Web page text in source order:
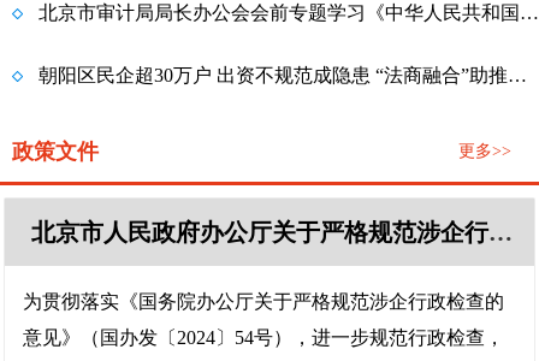
北京市审计局局长办公会会前专题学习《中华人民共和国法治宣传教育法》
朝阳区民企超30万户 出资不规范成隐患 “法商融合”助推民营经济高质量发展
政策文件 更多>>
北京市人民政府办公厅关于严格规范涉企行政检查的实施意见
为贯彻落实《国务院办公厅关于严格规范涉企行政检查的
意见》（国办发〔2024〕54号），进一步规范行政检查，